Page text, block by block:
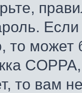
то может
то вам